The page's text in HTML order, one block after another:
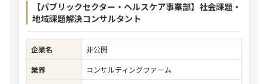
【パブリックセクター・ヘルスケア事業部】社会課題・
地域課題解決コンサルタント
企業名
非公開
業界
コンサルティングファーム